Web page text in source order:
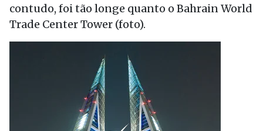
contudo, foi tão longe quanto o Bahrain World
Trade Center Tower (foto).